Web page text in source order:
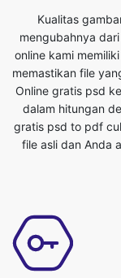
Online gratis psd
dalam hitungan
gratis psd to pdf
file asli dan Anda
Ini adalah alat
Tidak ada